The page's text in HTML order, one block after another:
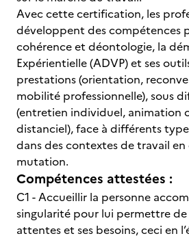
Avec cette certification, les
développent des compétences
cohérence et déontologie, la
Expérientielle (ADVP) et ses
prestations (orientation,
mobilité professionnelle), sous
(entretien individuel, animation
distanciel), face à différents
dans des contextes de travail
mutation.
Compétences attestées :
C1 - Accueillir la personne
singularité pour lui permettre de
attentes et ses besoins, ceci en